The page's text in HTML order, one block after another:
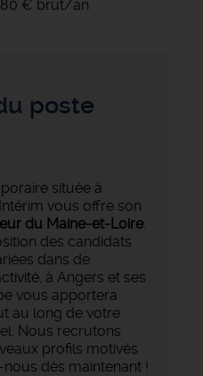
€ brut/an
poste
située à
vous offre son
du Maine-et-Loire.
des candidats
dans de
à Angers et ses
vous apportera
au long de votre
Nous recrutons
profils motivés
dès maintenant !